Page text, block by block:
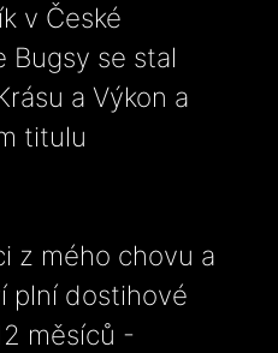
v České
Bugsy se stal
a Výkon a
titulu
z mého chovu a
plní dostihové
měsíců -